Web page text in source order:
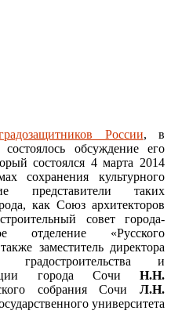
России, в
обсуждение его
состоялся 4 марта 2014
сохранения культурного
представители таких
как Союз архитекторов
совет города-
отделение «Русского
заместитель директора
градостроительства и
города Сочи Н.Н.
собрания Сочи Л.Н.
университета